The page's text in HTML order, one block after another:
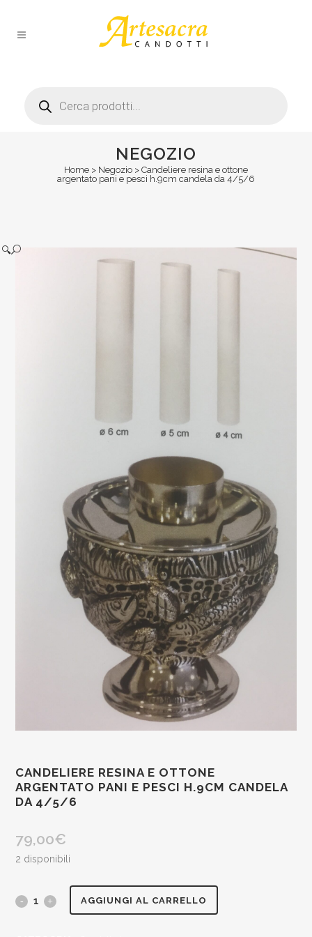
search
NEGOZIO
Home > Negozio > Candeliere resina e ottone
argentato pani e pesci h.9cm candela da 4/5/6
🔍
CANDELIERE RESINA E OTTONE
ARGENTATO PANI E PESCI H.9CM CANDELA
DA 4/5/6
79,00€
2 disponibili
Candeliere AGGIUNGI AL CARRELLO